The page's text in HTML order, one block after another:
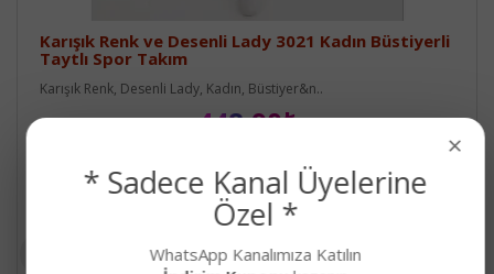
Karışık Renk ve Desenli Lady 3021 Kadın Büstiyerli
Taytlı Spor Takım
Karışık Renk, Desenli Lady, Kadın, Büstiyer&n..
448,90₺
×
* Sadece Kanal Üyelerine
Özel *
WhatsApp Kanalımıza Katılın